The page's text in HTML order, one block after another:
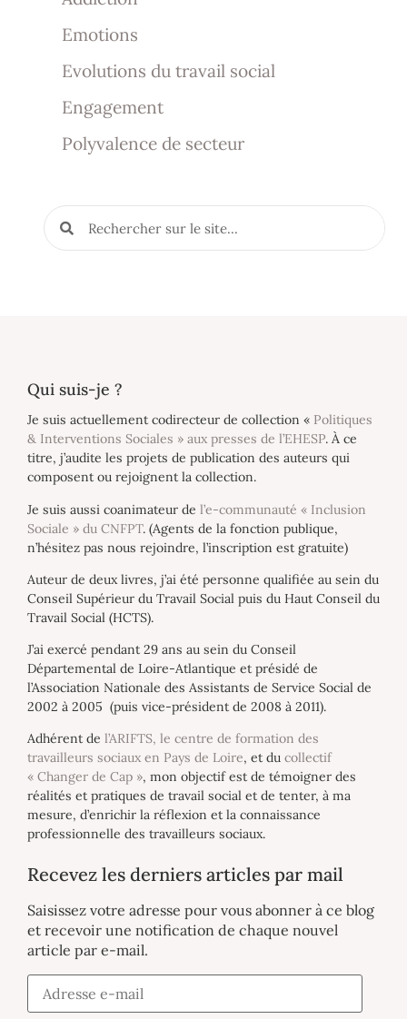
Emotions
Evolutions du travail social
Engagement
Polyvalence de secteur
Qui suis-je ?
Je suis actuellement codirecteur de collection « Politiques
& Interventions Sociales » aux presses de l’EHESP. À ce
titre, j’audite les projets de publication des auteurs qui
composent ou rejoignent la collection.
Je suis aussi coanimateur de l’e-communauté « Inclusion
Sociale » du CNFPT. (Agents de la fonction publique,
n’hésitez pas nous rejoindre, l’inscription est gratuite)
Auteur de deux livres, j’ai été personne qualifiée au sein du
Conseil Supérieur du Travail Social puis du Haut Conseil du
Travail Social (HCTS).
J’ai exercé pendant 29 ans au sein du Conseil
Départemental de Loire-Atlantique et présidé de
l’Association Nationale des Assistants de Service Social de
2002 à 2005 (puis vice-président de 2008 à 2011).
Adhérent de l’ARIFTS, le centre de formation des
travailleurs sociaux en Pays de Loire, et du collectif
« Changer de Cap », mon objectif est de témoigner des
réalités et pratiques de travail social et de tenter, à ma
mesure, d’enrichir la réflexion et la connaissance
professionnelle des travailleurs sociaux.
Recevez les derniers articles par mail
Saisissez votre adresse pour vous abonner à ce blog
et recevoir une notification de chaque nouvel
article par e-mail.